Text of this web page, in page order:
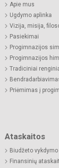
Apie mus
Ugdymo aplinka
Vizija, misija,
Pasiekimai
Progimnazijos
Progimnazijos
Tradiciniai
Priėmimas į
Ataskaitos
Biudžeto
Finansinių